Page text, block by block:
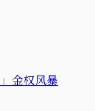
金权风暴